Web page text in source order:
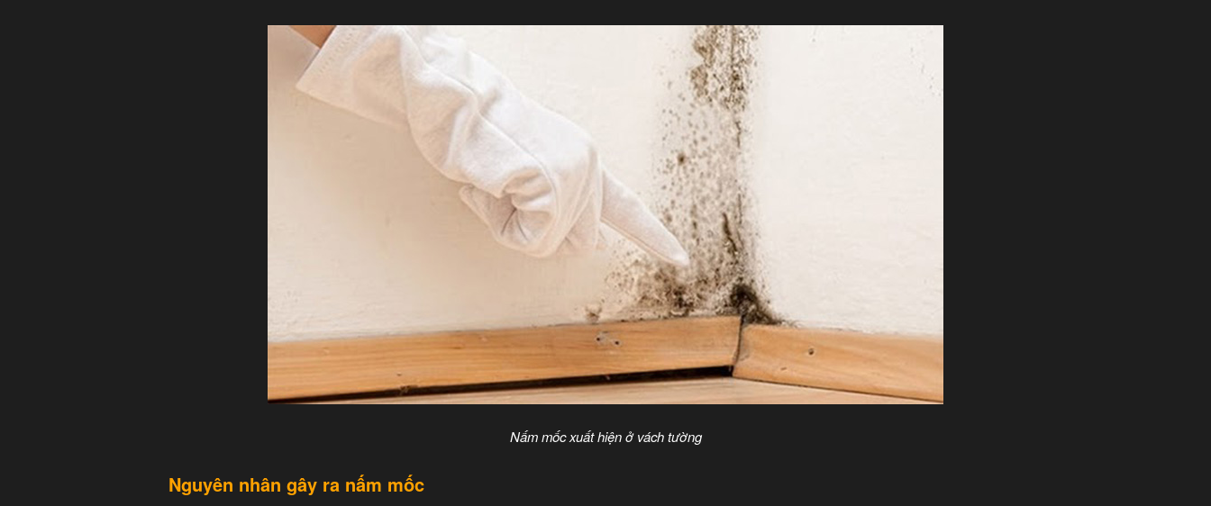
Nấm mốc xuất hiện ở vách tường
Nguyên nhân gây ra nấm mốc